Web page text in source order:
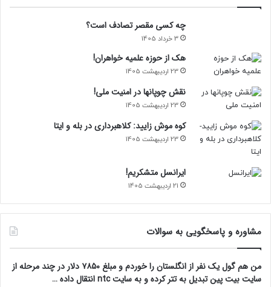
چه کسی مقصر تصادف است؟
3 خرداد 1405
هک از حوزه علمیه خواهران!
23 اردیبهشت 1405
نقش چوپانها در امنیت ملی!
23 اردیبهشت 1405
کوه موش زایید: کلاهبرداری در بله و ایتا
23 اردیبهشت 1405
ایرانسل متشکریم!
21 اردیبهشت 1405
مشاوره و پاسخگویی به سوالات
من هم گول یک نفر از انگلستان را خوردم و مبلغ ۷۸۵۰ دلار در چند مرحله از
سایت بیت پین تبدیل به تتر کرده و به سایت ntc انتقال داده …